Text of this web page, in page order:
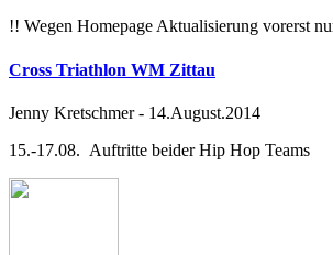
!! Wegen Homepage Aktualisierung vorerst
Cross Triathlon WM Zittau
Jenny Kretschmer- 14.August.2014
15.-17.08. Auftritte beider Hip Hop Teams